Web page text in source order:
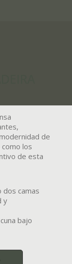
de
los
de esta
dos camas
y
bajo